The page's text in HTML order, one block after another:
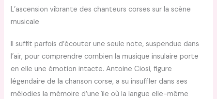
L’ascension vibrante des chanteurs corses sur la scène
musicale
Il suffit parfois d’écouter une seule note, suspendue dans
l’air, pour comprendre combien la musique insulaire porte
en elle une émotion intacte. Antoine Ciosi, figure
légendaire de la chanson corse, a su insuffler dans ses
mélodies la mémoire d’une île où la langue elle-même